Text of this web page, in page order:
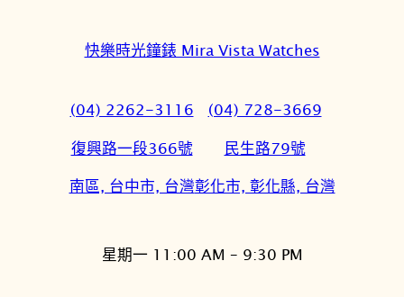
快樂時光鐘錶 Mira Vista Watches
(04) 2262-3116
復興路一段366號
南區, 台中市, 台灣
(04) 728-3669
民生路79號
彰化市, 彰化縣, 台灣
星期一 11:00 AM – 9:30 PM